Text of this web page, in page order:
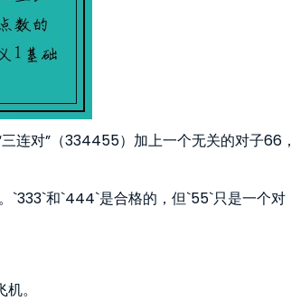
连对”（334455）加上一个无关的对子66，
`333`和`444`是合格的，但`55`只是一个对
。